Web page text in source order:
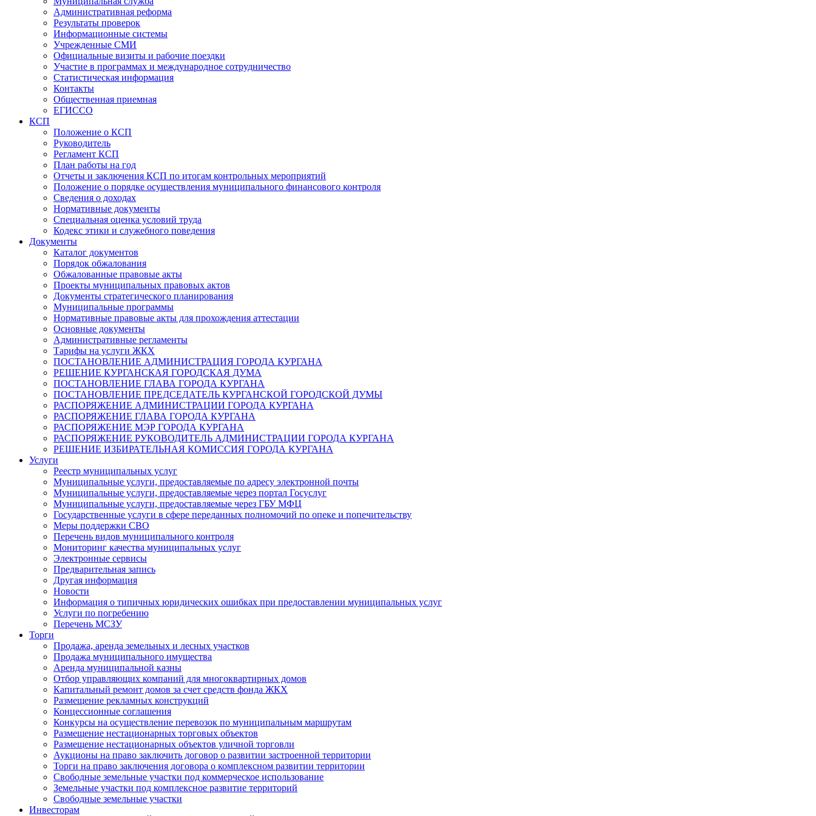
Административная реформа
Результаты проверок
Информационные системы
Учрежденные СМИ
Официальные визиты и рабочие поездки
Участие в программах и международное сотрудничество
Статистическая информация
Контакты
Общественная приемная
ЕГИССО
КСП
Положение о КСП
Руководитель
Регламент КСП
План работы на год
Отчеты и заключения КСП по итогам контрольных мероприятий
Положение о порядке осуществления муниципального финансового контроля
Сведения о доходах
Нормативные документы
Специальная оценка условий труда
Кодекс этики и служебного поведения
Документы
Каталог документов
Порядок обжалования
Обжалованные правовые акты
Проекты муниципальных правовых актов
Документы стратегического планирования
Муниципальные программы
Нормативные правовые акты для прохождения аттестации
Основные документы
Административные регламенты
Тарифы на услуги ЖКХ
ПОСТАНОВЛЕНИЕ АДМИНИСТРАЦИЯ ГОРОДА КУРГАНА
РЕШЕНИЕ КУРГАНСКАЯ ГОРОДСКАЯ ДУМА
ПОСТАНОВЛЕНИЕ ГЛАВА ГОРОДА КУРГАНА
ПОСТАНОВЛЕНИЕ ПРЕДСЕДАТЕЛЬ КУРГАНСКОЙ ГОРОДСКОЙ ДУМЫ
РАСПОРЯЖЕНИЕ АДМИНИСТРАЦИИ ГОРОДА КУРГАНА
РАСПОРЯЖЕНИЕ ГЛАВА ГОРОДА КУРГАНА
РАСПОРЯЖЕНИЕ МЭР ГОРОДА КУРГАНА
РАСПОРЯЖЕНИЕ РУКОВОДИТЕЛЬ АДМИНИСТРАЦИИ ГОРОДА КУРГАНА
РЕШЕНИЕ ИЗБИРАТЕЛЬНАЯ КОМИССИЯ ГОРОДА КУРГАНА
Услуги
Реестр муниципальных услуг
Муниципальные услуги, предоставляемые по адресу электронной почты
Муниципальные услуги, предоставляемые через портал Госуслуг
Муниципальные услуги, предоставляемые через ГБУ МФЦ
Государственные услуги в сфере переданных полномочий по опеке и попечительству
Меры поддержки СВО
Перечень видов муниципального контроля
Мониторинг качества муниципальных услуг
Электронные сервисы
Предварительная запись
Другая информация
Новости
Информация о типичных юридических ошибках при предоставлении муниципальных услуг
Услуги по погребению
Перечень МСЗУ
Торги
Продажа, аренда земельных и лесных участков
Продажа муниципального имущества
Аренда муниципальной казны
Отбор управляющих компаний для многоквартирных домов
Капитальный ремонт домов за счет средств фонда ЖКХ
Размещение рекламных конструкций
Концессионные соглашения
Конкурсы на осуществление перевозок по муниципальным маршрутам
Размещение нестационарных торговых объектов
Размещение нестационарных объектов уличной торговли
Аукционы на право заключить договор о развитии застроенной территории
Торги на право заключения договора о комплексном развитии территории
Свободные земельные участки под коммерческое использование
Земельные участки под комплексное развитие территорий
Свободные земельные участки
Инвесторам